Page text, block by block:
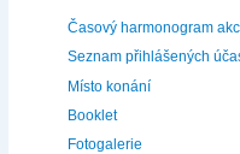
Časový harmonogram
Seznam přihlášených
Místo konání
Booklet
Fotogalerie